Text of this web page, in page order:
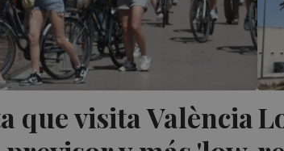
que visita València